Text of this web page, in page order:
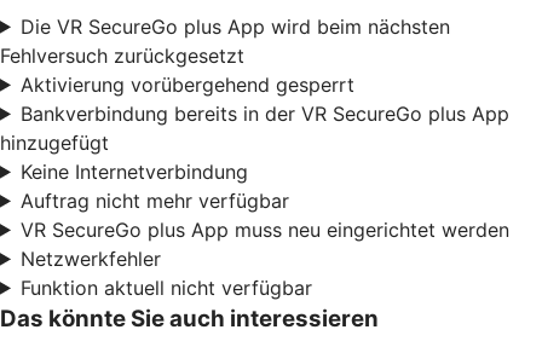
Die VR SecureGo plus App wird beim nächsten
Fehlversuch zurückgesetzt
Aktivierung vorübergehend gesperrt
Bankverbindung bereits in der VR SecureGo plus App
hinzugefügt
Keine Internetverbindung
Auftrag nicht mehr verfügbar
VR SecureGo plus App muss neu eingerichtet werden
Netzwerkfehler
Funktion aktuell nicht verfügbar
Das könnte Sie auch interessieren